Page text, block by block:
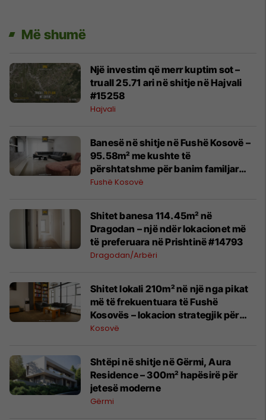
Më shumë
Një investim që merr kuptim sot –
truall 25.71 ari në shitje në Hajvali
#15258
Hajvali
Banesë në shitje në Fushë Kosovë –
95.58m² me kushte të
përshtatshme për banim familjar
#14531
Fushë Kosovë
Shitet banesa 114.45m² në
Dragodan – një ndër lokacionet më
të preferuara në Prishtinë #14793
Dragodan/Arbëri
Shitet lokali 210m² në një nga pikat
më të frekuentuara të Fushë
Kosovës – lokacion strategjik për
biznes #15233
Kosovë
Shtëpi në shitje në Gërmi, Aura
Residence – 300m² hapësirë për
jetesë moderne
Gërmi